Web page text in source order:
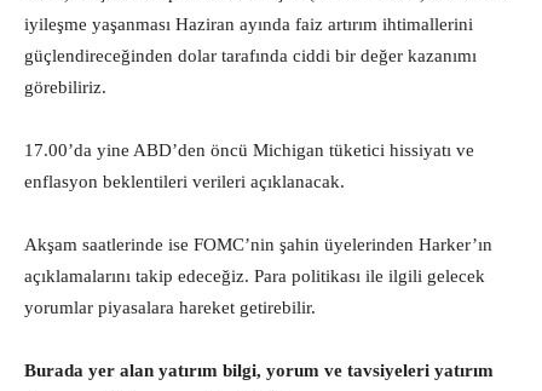
iyileşme yaşanması Haziran ayında faiz artırım ihtimallerini
güçlendireceğinden dolar tarafında ciddi bir değer kazanımı
görebiliriz.
17.00’da yine ABD’den öncü Michigan tüketici hissiyatı ve
enflasyon beklentileri verileri açıklanacak.
Akşam saatlerinde ise FOMC’nin şahin üyelerinden Harker’ın
açıklamalarını takip edeceğiz. Para politikası ile ilgili gelecek
yorumlar piyasalara hareket getirebilir.
Burada yer alan yatırım bilgi, yorum ve tavsiyeleri yatırım